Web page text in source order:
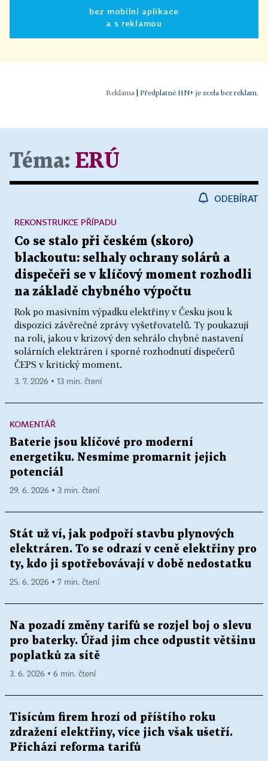
bez mobilní aplikace
a s reklamou
Předplatné HN+ je zcela bez reklam.
Téma: ERÚ
ODEBÍRAT
Co se stalo při českém (skoro)
blackoutu: selhaly ochrany solárů a
dispečeři se v klíčový moment rozhodli
na základě chybného výpočtu
Rok po masivním výpadku elektřiny v Česku jsou k
dispozici závěrečné zprávy vyšetřovatelů. Ty poukazují
na roli, jakou v krizový den sehrálo chybné nastavení
solárních elektráren i sporné rozhodnutí dispečerů
ČEPS v kritický moment.
REKONSTRUKCE PŘÍPADU
3. 7. 2026 ▪ 13 min. čtení
KOMENTÁŘ
Baterie jsou klíčové pro moderní
energetiku. Nesmíme promarnit jejich
potenciál
29. 6. 2026 ▪ 3 min. čtení
Stát už ví, jak podpoří stavbu plynových
elektráren. To se odrazí v ceně elektřiny pro
ty, kdo ji spotřebovávají v době nedostatku
25. 6. 2026 ▪ 7 min. čtení
Na pozadí změny tarifů se rozjel boj o slevu
pro baterky. Úřad jim chce odpustit většinu
poplatků za sítě
3. 6. 2026 ▪ 6 min. čtení
Tisícům firem hrozí od příštího roku
zdražení elektřiny, více jich však ušetří.
Přichází reforma tarifů